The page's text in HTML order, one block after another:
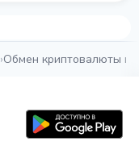
›Обмен криптовалюты в